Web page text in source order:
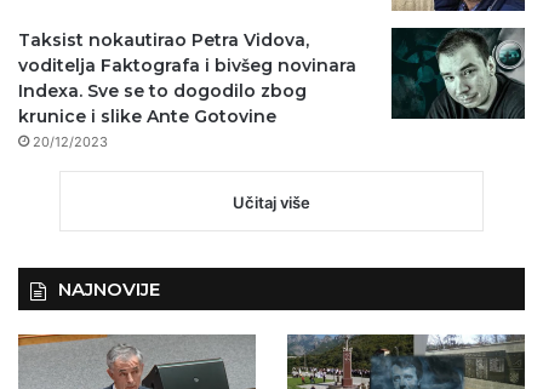
Taksist nokautirao Petra Vidova,
voditelja Faktografa i bivšeg novinara
Indexa. Sve se to dogodilo zbog
krunice i slike Ante Gotovine
20/12/2023
Učitaj više
NAJNOVIJE